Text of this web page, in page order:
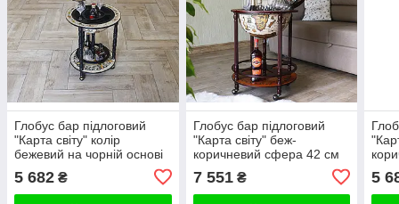
Глобус бар підлоговий
"Карта світу" колір
бежевий на чорній основі
5 682 ₴
Глобус бар підлоговий
"Карта світу" беж-
коричневий сфера 42 см
7 551₴ 5